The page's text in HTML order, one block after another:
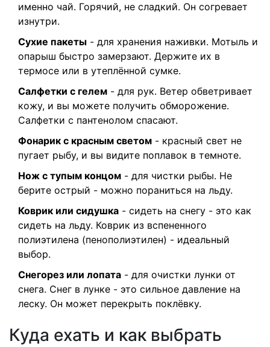
именно чай. Горячий, не сладкий. Он согревает
изнутри.
Сухие пакеты - для хранения наживки. Мотыль и
опарыш быстро замерзают. Держите их в
термосе или в утеплённой сумке.
Салфетки с гелем - для рук. Ветер обветривает
кожу, и вы можете получить обморожение.
Салфетки с пантенолом спасают.
Фонарик с красным светом - красный свет не
пугает рыбу, и вы видите поплавок в темноте.
Нож с тупым концом - для чистки рыбы. Не
берите острый - можно пораниться на льду.
Коврик или сидушка - сидеть на снегу - это как
сидеть на льду. Коврик из вспененного
полиэтилена (пенополиэтилен) - идеальный
выбор.
Снегорез или лопата - для очистки лунки от
снега. Снег в лунке - это сильное давление на
леску. Он может перекрыть поклёвку.
Куда ехать и как выбрать